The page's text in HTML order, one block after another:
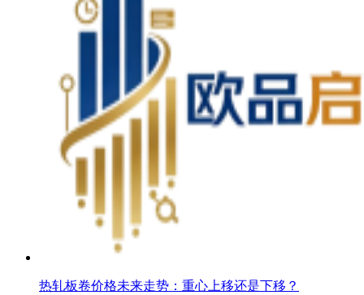
热轧板卷价格未来走势：重心上移还是下移？